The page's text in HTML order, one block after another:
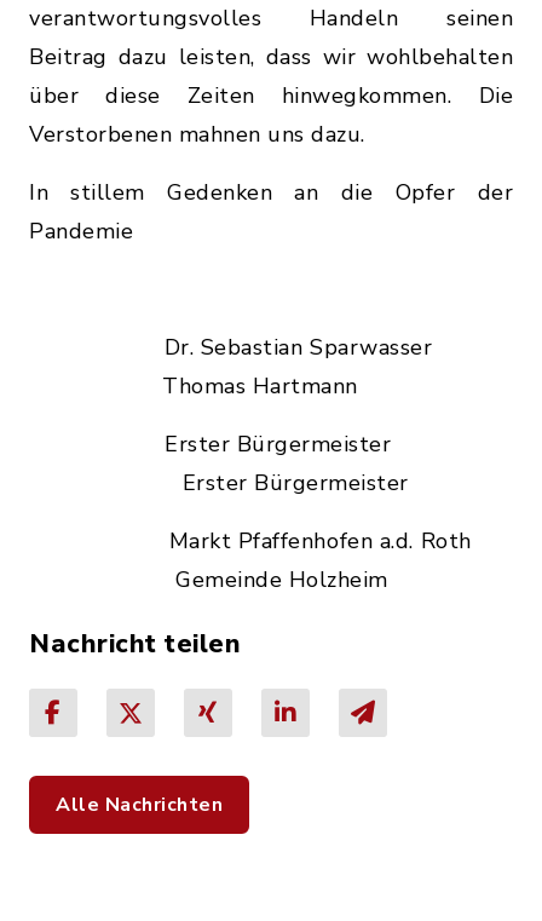
verantwortungsvolles Handeln seinen
Beitrag dazu leisten, dass wir wohlbehalten
über diese Zeiten hinwegkommen. Die
Verstorbenen mahnen uns dazu.
In stillem Gedenken an die Opfer der
Pandemie
Dr. Sebastian Sparwasser
Thomas Hartmann
Erster Bürgermeister
Erster Bürgermeister
Markt Pfaffenhofen a.d. Roth
Gemeinde Holzheim
Nachricht teilen
Alle Nachrichten